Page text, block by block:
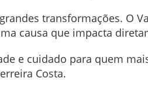
transformações. O
causa que impacta
e cuidado para quem
Costa.